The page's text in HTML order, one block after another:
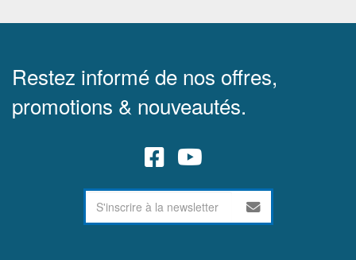
Restez informé de nos offres,
promotions & nouveautés.